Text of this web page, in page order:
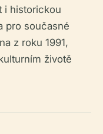
i historickou
pro současné
z roku 1991,
životě